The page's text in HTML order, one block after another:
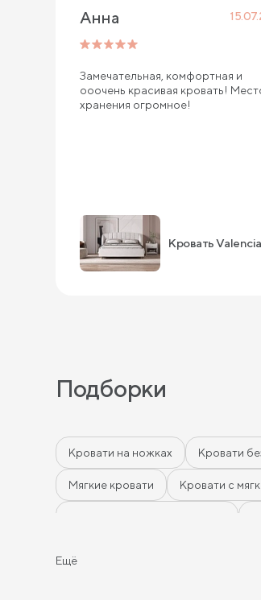
Анна
Замечательная, комфортная и
ооочень красивая кровать!
хранения огромное!
Кровать Valencia
Подборки
Кровати на ножках Кровати
Мягкие кровати Кровати с
Ещё